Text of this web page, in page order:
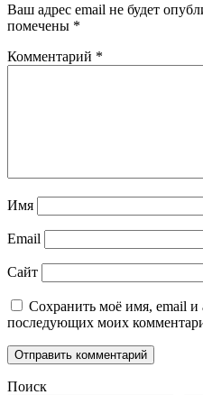
Ваш адрес email не будет
помечены *
Комментарий *
Имя
Email
Сайт
Сохранить моё имя, email и
последующих моих
Поиск